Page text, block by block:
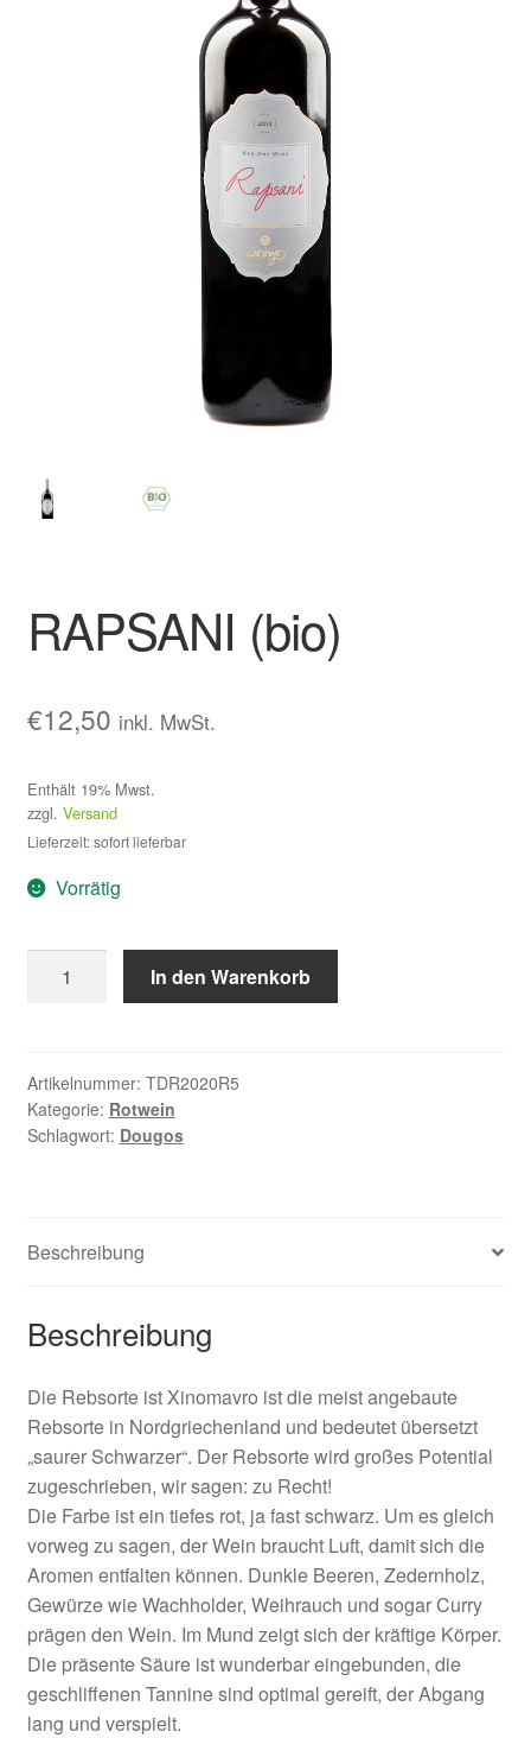
RAPSANI (bio)
€12,50 inkl. MwSt.
Enthält 19% Mwst.
zzgl. Versand
Lieferzeit: sofort lieferbar
Vorrätig
In den Warenkorb
Artikelnummer: TDR2020R5
Kategorie: Rotwein
Schlagwort: Dougos
Beschreibung
Beschreibung
Die Rebsorte ist Xinomavro ist die meist angebaute
Rebsorte in Nordgriechenland und bedeutet übersetzt
„saurer Schwarzer“. Der Rebsorte wird großes Potential
zugeschrieben, wir sagen: zu Recht!
Die Farbe ist ein tiefes rot, ja fast schwarz. Um es gleich
vorweg zu sagen, der Wein braucht Luft, damit sich die
Aromen entfalten können. Dunkle Beeren, Zedernholz,
Gewürze wie Wachholder, Weihrauch und sogar Curry
prägen den Wein. Im Mund zeigt sich der kräftige Körper.
Die präsente Säure ist wunderbar eingebunden, die
geschliffenen Tannine sind optimal gereift, der Abgang
lang und verspielt.